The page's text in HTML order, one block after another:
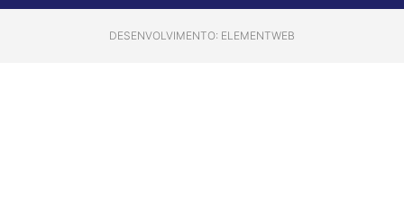
DESENVOLVIMENTO: ELEMENTWEB